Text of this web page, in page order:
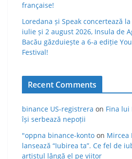
française!
Loredana și Speak concertează
iulie și 2 august 2026, Insula de
Bacău găzduiește a 6-a ediție
Festival!
Recent Comments
binance US-registrera on Fina lui
își serbează nepoții
"oppna binance-konto on Mircea
lansează “Iubirea ta”. Ce fel de
artistul lângă el pe viitor